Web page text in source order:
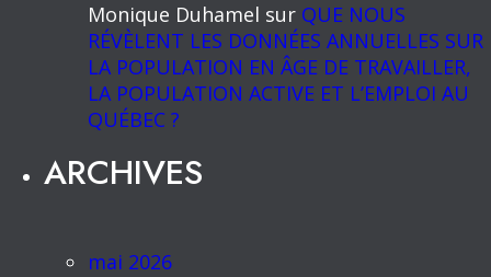
Monique Duhamel sur QUE NOUS
RÉVÈLENT LES DONNÉES ANNUELLES SUR
LA POPULATION EN ÂGE DE TRAVAILLER,
LA POPULATION ACTIVE ET L’EMPLOI AU
QUÉBEC ?
ARCHIVES
mai 2026